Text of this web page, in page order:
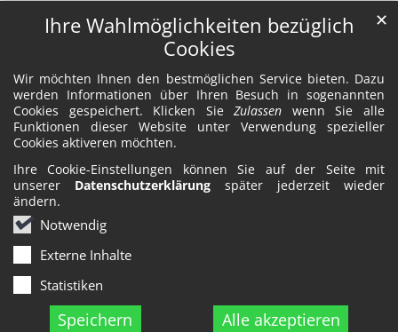
Ihre Wahlmöglichkeiten bezüglich
Cookies
Wir möchten Ihnen den bestmöglichen Service bieten. Dazu
werden Informationen über Ihren Besuch in sogenannten
Cookies gespeichert. Klicken SieZulassen wenn Sie alle
Funktionen dieser Website unter Verwendung spezieller
Cookies aktiveren möchten.
Ihre Cookie-Einstellungen können Sie auf der Seite mit
unserer Datenschutzerklärung später jederzeit wieder
ändern.
Notwendig
Externe Inhalte
Statistiken
Speichern Alle akzeptieren
✕